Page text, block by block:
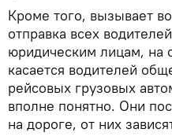
Кроме того, вызывает
отправка всех
юридическим лицам, на
касается водителей
рейсовых грузовых
вполне понятно. Они
на дороге, от них